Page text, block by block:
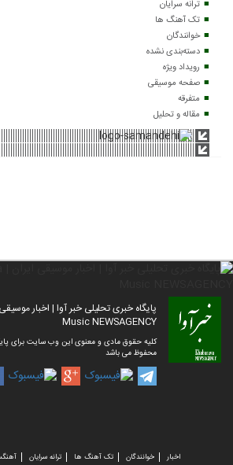
ترانه سرایان
تک آهنگ ها
خوانندگان
دسته‌بندی نشده
رویداد ویژه
صفحه موسیقی
متفرقه
مقاله و تحلیل
Music NEWSAGENCY
کلیه حقوق مادی و معنوی این وب سایت برای
محفوظ می باشد
اخبار خوانندگان تک آهنگ ها ترانه سرایان